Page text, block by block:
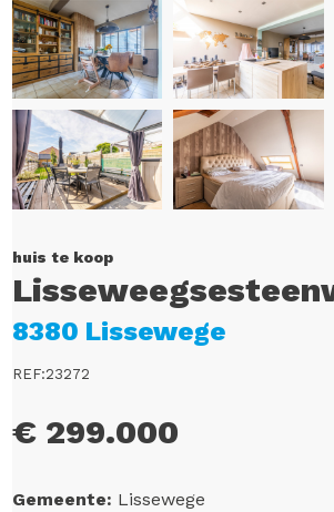
huis te koop
8380 Lissewege
REF:23272
€ 299.000
Gemeente: Lissewege